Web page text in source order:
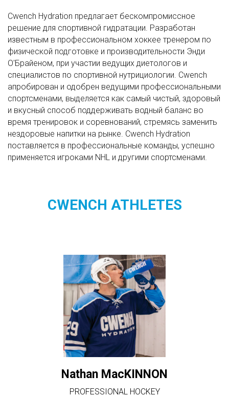
Cwench Hydration предлагает бескомпромиссное
решение для спортивной гидратации. Разработан
известным в профессиональном хоккее тренером по
физической подготовке и производительности Энди
О'Брайеном, при участии ведущих диетологов и
специалистов по спортивной нутрициологии. Cwench
апробирован и одобрен ведущими профессиональными
спортсменами, выделяется как самый чистый, здоровый
и вкусный способ поддерживать водный баланс во
время тренировок и соревнований, стремясь заменить
нездоровые напитки на рынке. Cwench Hydration
поставляется в профессиональные команды, успешно
применяется игроками NHL и другими спортсменами.
CWENCH ATHLETES
Nathan MacKINNON
PROFESSIONAL HOCKEY